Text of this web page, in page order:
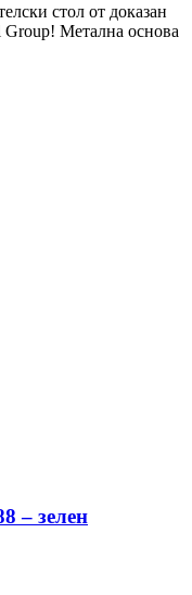
стол от доказан
Метална основа
– зелен